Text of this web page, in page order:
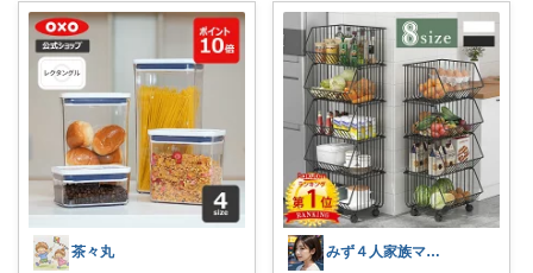
茶々丸 みず４人家族ママ★３０代子育て奮闘中🙆